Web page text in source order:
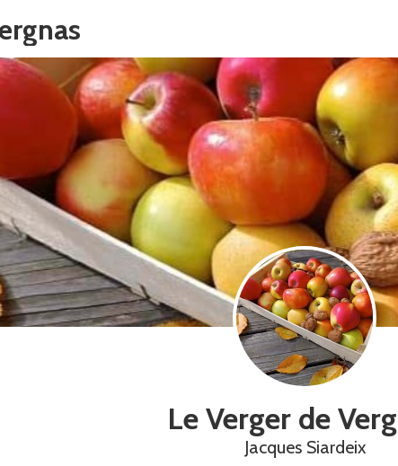
Le Verger de
Jacques Siardeix